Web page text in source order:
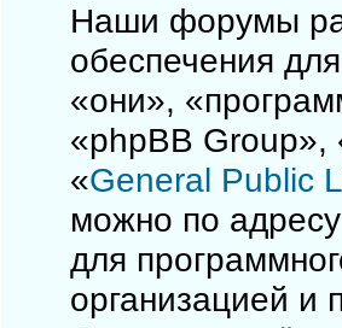
Наши форумы
обеспечения
«они»,
«phpBB Group»,
«General Public
можно по адресу
для
организацией и